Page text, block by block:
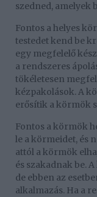
szedned, amelyek
Fontos a helyes
testedet kend be
egy megfelelő
a rendszeres
tökéletesen
kézpakolások. A
erősítik a körmök
Fontos a körmök
le a körmeidet, és
attól a körmök
és szakadnak be.
de ebben az
alkalmazás. Ha a